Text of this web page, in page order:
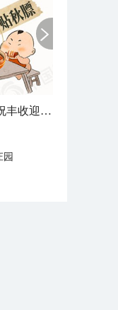
热仍盛